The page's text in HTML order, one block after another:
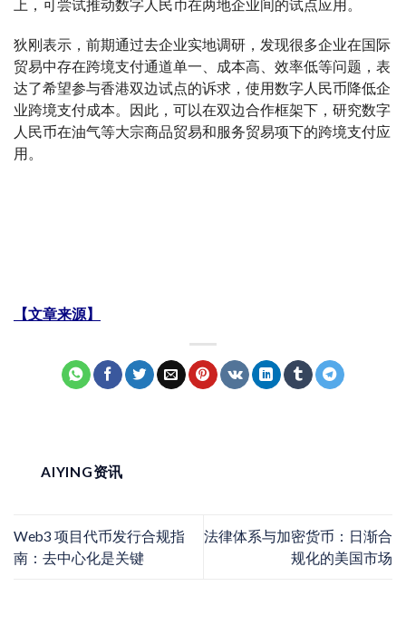
上，可尝试推动数字人民币在两地企业间的试点应用。
狄刚表示，前期通过去企业实地调研，发现很多企业在国际
贸易中存在跨境支付通道单一、成本高、效率低等问题，表
达了希望参与香港双边试点的诉求，使用数字人民币降低企
业跨境支付成本。因此，可以在双边合作框架下，研究数字
人民币在油气等大宗商品贸易和服务贸易项下的跨境支付应
用。
【文章来源】
AIYING资讯
Web3 项目代币发行合规指
南：去中心化是关键
法律体系与加密货币：日渐合
规化的美国市场